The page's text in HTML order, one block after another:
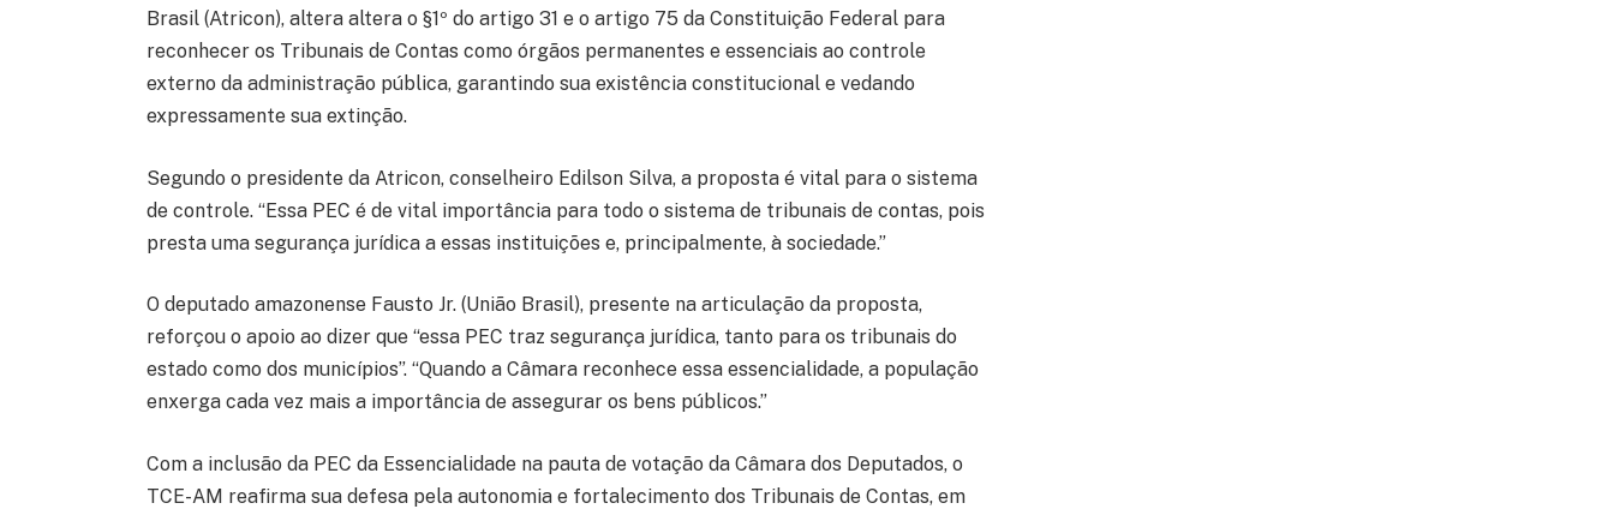
Brasil (Atricon), altera altera o §1º do artigo 31 e o artigo 75 da Constituição Federal para
reconhecer os Tribunais de Contas como órgãos permanentes e essenciais ao controle
externo da administração pública, garantindo sua existência constitucional e vedando
expressamente sua extinção.
Segundo o presidente da Atricon, conselheiro Edilson Silva, a proposta é vital para o sistema
de controle. “Essa PEC é de vital importância para todo o sistema de tribunais de contas, pois
presta uma segurança jurídica a essas instituições e, principalmente, à sociedade.”
O deputado amazonense Fausto Jr. (União Brasil), presente na articulação da proposta,
reforçou o apoio ao dizer que “essa PEC traz segurança jurídica, tanto para os tribunais do
estado como dos municípios”. “Quando a Câmara reconhece essa essencialidade, a população
enxerga cada vez mais a importância de assegurar os bens públicos.”
Com a inclusão da PEC da Essencialidade na pauta de votação da Câmara dos Deputados, o
TCE-AM reafirma sua defesa pela autonomia e fortalecimento dos Tribunais de Contas, em